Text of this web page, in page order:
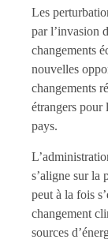
Les
par l’invasion
changements
nouvelles
changements
étrangers pour
pays.
s’aligne sur la
peut à la fois
changement
sources